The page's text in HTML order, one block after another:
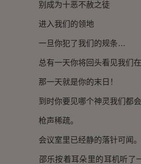
别成为十恶不赦之徒
进入我们的领地
一旦你犯了我们的规条…
总有一天你将回头看见我们
那一天就是你的末日！
到时你要见哪个神灵我们都会
枪声稀疏。
会议室里已经静的落针可闻。
邵乐按着耳朵里的耳机听了一